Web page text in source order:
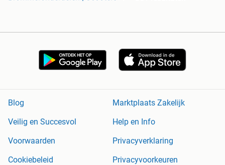
Blog
Marktplaats Zakelijk
Veilig en Succesvol
Help en Info
Voorwaarden
Privacyverklaring
Cookiebeleid
Privacyvoorkeuren